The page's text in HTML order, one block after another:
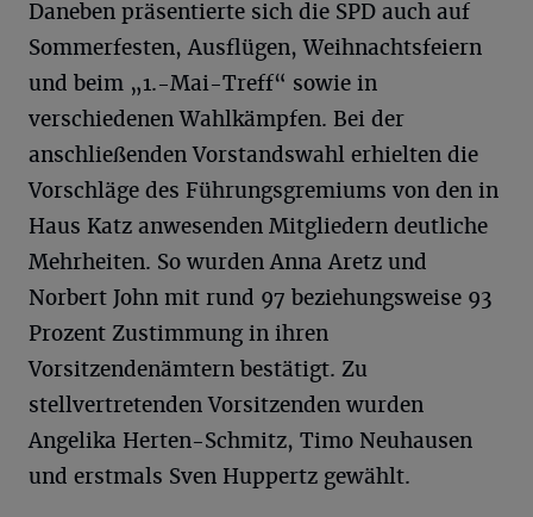
Daneben präsentierte sich die SPD auch auf
Sommerfesten, Ausflügen, Weihnachtsfeiern
und beim „1.-Mai-Treff“ sowie in
verschiedenen Wahlkämpfen. Bei der
anschließenden Vorstandswahl erhielten die
Vorschläge des Führungsgremiums von den in
Haus Katz anwesenden Mitgliedern deutliche
Mehrheiten. So wurden Anna Aretz und
Norbert John mit rund 97 beziehungsweise 93
Prozent Zustimmung in ihren
Vorsitzendenämtern bestätigt. Zu
stellvertretenden Vorsitzenden wurden
Angelika Herten-Schmitz, Timo Neuhausen
und erstmals Sven Huppertz gewählt.